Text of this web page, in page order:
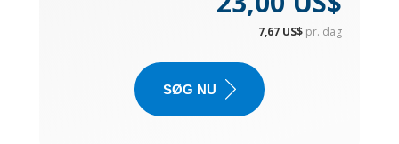
7,67 US$ pr. dag
SØG NU